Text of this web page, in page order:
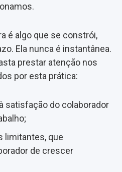
é algo que se constrói,
Ela nunca é instantânea.
prestar atenção nos
por esta prática:
satisfação do colaborador
limitantes, que
de crescer